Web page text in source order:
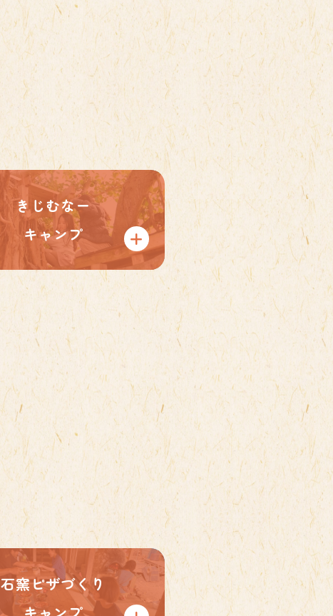
きじむなー
キャンプ
石窯ピザづくり